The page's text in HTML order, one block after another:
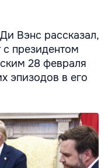
Вэнс рассказал,
с президентом
28 февраля
эпизодов в его